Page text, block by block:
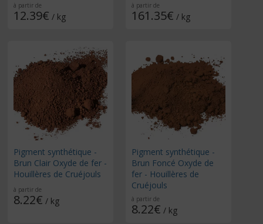
à partir de
12.39€ / kg
à partir de
161.35€ / kg
Pigment synthétique -
Brun Clair Oxyde de fer -
Houillères de Cruéjouls
à partir de
8.22€ / kg
Pigment synthétique -
Brun Foncé Oxyde de
fer - Houillères de
Cruéjouls
à partir de
8.22€ / kg